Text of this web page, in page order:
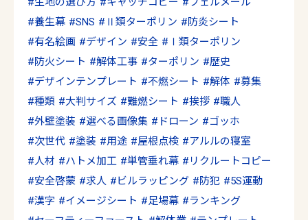
養生幕
SNS Ⅱ類ターポリン
防炎シート
有名絵画
デザイン 安全
Ⅰ類ターポリン
防火シート
解体工事 ターポリン
歴史
デザインテンプレート
不燃シート 解体
募集
種類
大判サイズ 難燃シート 挨拶
職人
外壁塗装
選べる画像集 ドローン
ゴッホ
次世代
塗装 用途 屋根点検
アルルの寝室
人材
ハトメ加工 単管垂れ幕
リクルートコピー
安全啓蒙
求人 ビルラッピング 防犯
5S運動
漢字
イメージシート 足場幕
ランキング